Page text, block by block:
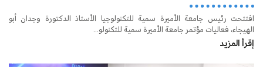
افتتحت رئيس جامعة الأميرة سمية للتكنولوجيا الأستاذ الدكتورة وجدان أبو
الهيجاء، فعاليات مؤتمر جامعة الأميرة سمية للتكنولو...
إقرأ المزيد